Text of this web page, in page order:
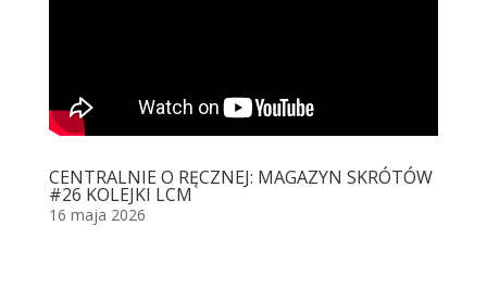
CENTRALNIE O RĘCZNEJ: MAGAZYN SKRÓTÓW
#26 KOLEJKI LCM
16 maja 2026